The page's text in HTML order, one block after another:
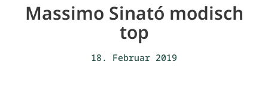
Massimo Sinató modisch
top
18. Februar 2019